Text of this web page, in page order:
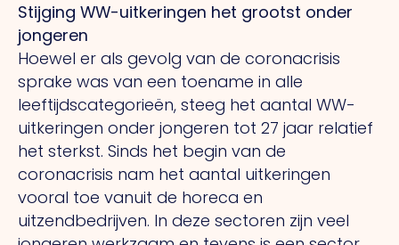
Stijging WW-uitkeringen het grootst onder
jongeren
Hoewel er als gevolg van de coronacrisis
sprake was van een toename in alle
leeftijdscategorieën, steeg het aantal WW-
uitkeringen onder jongeren tot 27 jaar relatief
het sterkst. Sinds het begin van de
coronacrisis nam het aantal uitkeringen
vooral toe vanuit de horeca en
uitzendbedrijven. In deze sectoren zijn veel